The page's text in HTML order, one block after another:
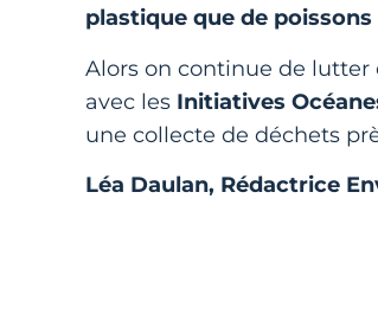
plastique que de poissons
Alors on continue de lutter
avec les Initiatives
une collecte de déchets
Léa Daulan, Rédactrice